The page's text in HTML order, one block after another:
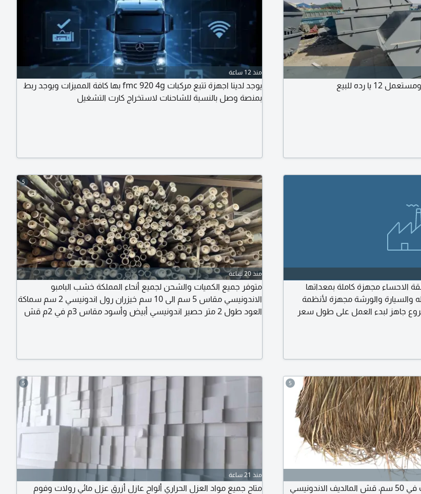
يا رده للبيع
منذ 12 ساعة
يوجد لدينا اجهزة تتبع مركبات fmc 920 4g بها كافة المميزات ويوجد ربط
بمنصة وصل بالنسبة للشاحنات لاستخراج كارت التشغيل
الاحساء مجهزة كاملة بمعداتها
والسيارة والورشة مجهزة لأنظمة
جاهز لبدء العمل على طول سعر
5
منذ 20 ساعة
متوفر جميع الكميات والشحن لجميع أنحاء المملكة خشب البامبو
الاندونيسي مقاس 5 سم الى 10 سم خيزران رول اندونيسي 2 سم سماكة
العود طول 2 متر حصير اندونيسي أبيض وأسود مقاس 3م في 2م قش
5
سعر الحبة 30، مقاس متر ونصف في 50 سم، قش المالديف الاندونيسي
5
منذ 21 ساعة
متاح جميع مواد العزل الحراري ألواح عازل أزرق عزل مائي رولات وفوم